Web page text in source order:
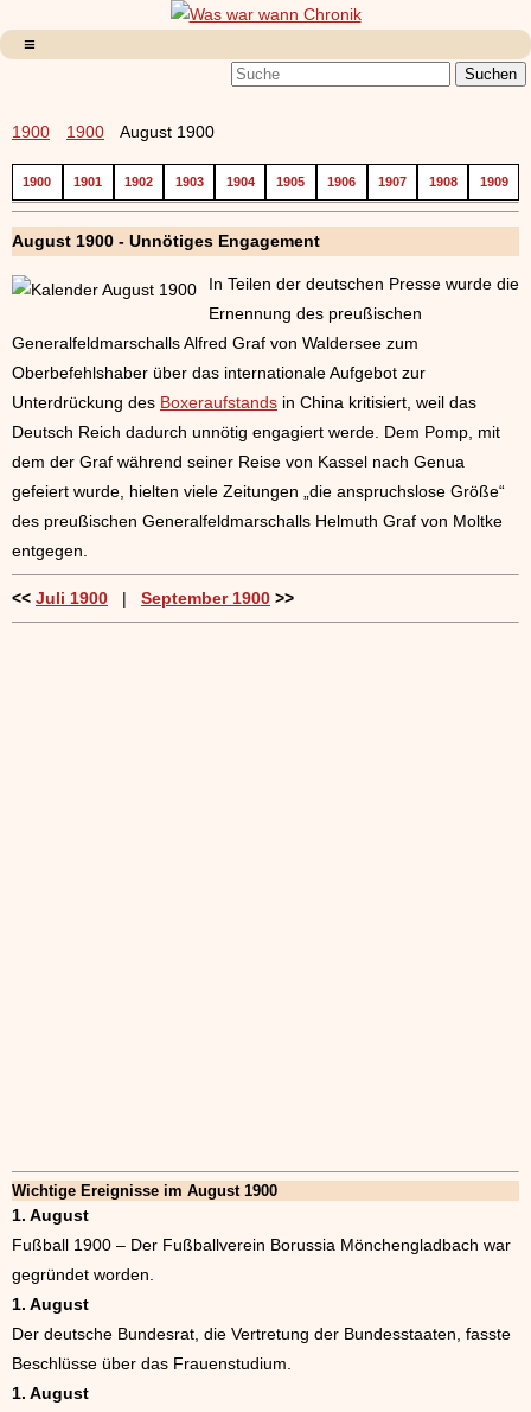
1900 1900 August 1900
1900 1901 1902 1903 1904 1905 1906 1907 1908 1909
August 1900 - Unnötiges Engagement
In Teilen der deutschen Presse wurde die
Ernennung des preußischen
Generalfeldmarschalls Alfred Graf von Waldersee zum
Oberbefehlshaber über das internationale Aufgebot zur
Unterdrückung des Boxeraufstands in China kritisiert, weil das
Deutsch Reich dadurch unnötig engagiert werde. Dem Pomp, mit
dem der Graf während seiner Reise von Kassel nach Genua
gefeiert wurde, hielten viele Zeitungen „die anspruchslose Größe“
des preußischen Generalfeldmarschalls Helmuth Graf von Moltke
entgegen.
<< Juli 1900 | September 1900 >>
Wichtige Ereignisse im August 1900
1. August
Fußball 1900 – Der Fußballverein Borussia Mönchengladbach war
gegründet worden.
1. August
Der deutsche Bundesrat, die Vertretung der Bundesstaaten, fasste
Beschlüsse über das Frauenstudium.
1. August